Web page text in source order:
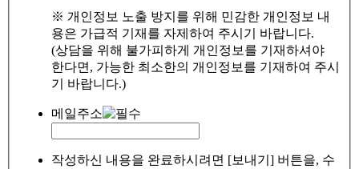
※ 개인정보 노출 방지를 위해 민감한 개인정보 내
용은 가급적 기재를 자제하여 주시기 바랍니다.
(상담을 위해 불가피하게 개인정보를 기재하셔야
한다면, 가능한 최소한의 개인정보를 기재하여 주시
기 바랍니다.)
메일주소
작성하신 내용을 완료하시려면 [보내기] 버튼을, 수